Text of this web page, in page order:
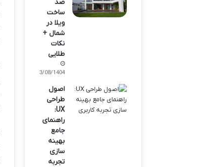
صد
ساخت
ویلا در
شمال +
نکات
طلایی
03/08/1404
اصول
طراحی
UX:
راهنمای
جامع
بهینه
سازی
تجربه